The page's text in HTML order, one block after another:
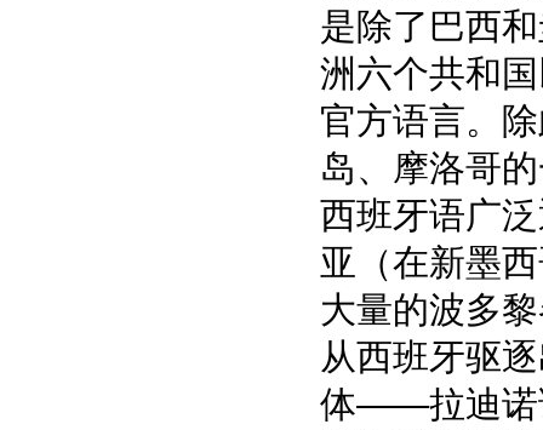
是除了巴西
洲六个共和
官方语言。
岛、摩洛哥
西班牙语广
亚（在新墨
大量的波多
从西班牙驱
体——拉迪诺